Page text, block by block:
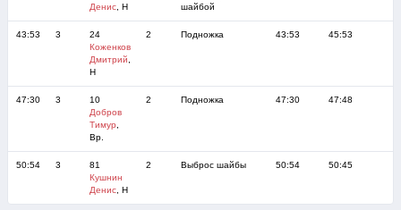
Денис, Н
шайбой
43:53 3
24
Коженков
Дмитрий
Н
2 Подножка 43:53 45:53
47:30 3
10
Добров
Тимур
Вр.
2 Подножка 47:30 47:48
50:54 3
81
Кушнин
Денис, Н
2 Выброс шайбы 50:54 50:45